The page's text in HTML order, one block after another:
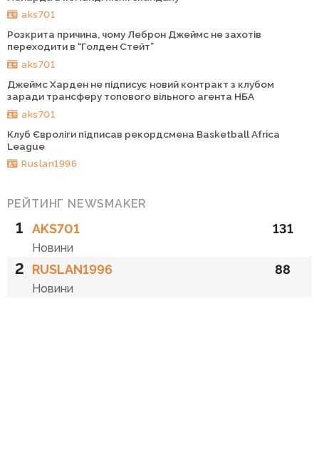
aks701
Розкрита причина, чому Леброн Джеймс не захотів
переходити в “Голден Стейт”
aks701
Джеймс Харден не підписує новий контракт з клубом
заради трансферу топового вільного агента НБА
aks701
Клуб Євроліги підписав рекордсмена Basketball Africa
League
Ruslan1996
РЕЙТИНГ NEWSMAKER
1 AKS701
Новини
131
2 RUSLAN1996
Новини
88